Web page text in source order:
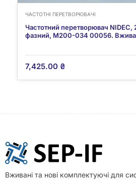
ЧАСТОТНІ ПЕРЕТВОРЮВАЧІ
Частотний перетворювач NIDEC,
фазний, M200-034 00056.
7,425.00 ₴
Вживані та нові комплектуючі для